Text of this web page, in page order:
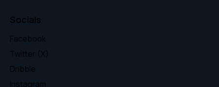
Socials
Facebook
Twitter (X)
Dribble
Instagram